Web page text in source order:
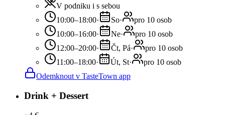
V podniku i s sebou
10:00–18:00· So·
pro 10 osob
10:00–16:00· Ne·
pro 10 osob
12:00–20:00· Čt, Pá·
pro 10 osob
11:00–18:00· Út, St·
pro 10 osob
Odemknout v TasteTown app
Drink + Dessert